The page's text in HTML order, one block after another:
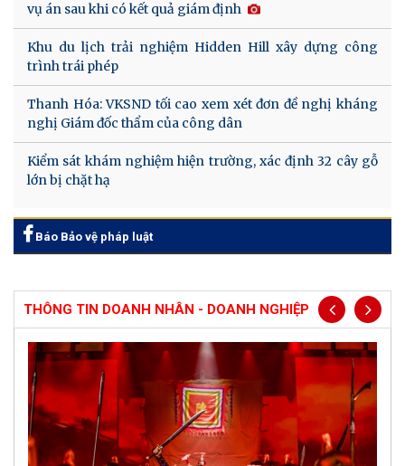
vụ án sau khi có kết quả giám định
Khu du lịch trải nghiệm Hidden Hill xây dựng công
trình trái phép
Thanh Hóa: VKSND tối cao xem xét đơn đề nghị kháng
nghị Giám đốc thẩm của công dân
Kiểm sát khám nghiệm hiện trường, xác định 32 cây gỗ
lớn bị chặt hạ
Báo Bảo vệ pháp luật
THÔNG TIN DOANH NHÂN - DOANH NGHIỆP